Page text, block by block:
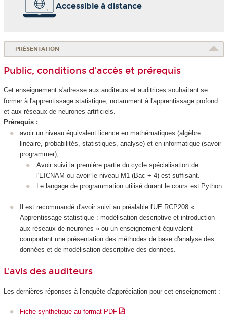
Accessible à distance
PRÉSENTATION
Public, conditions d’accès et prérequis
Cet enseignement s'adresse aux auditeurs et auditrices souhaitant se
former à l'apprentissage statistique, notamment à l'apprentissage profond
et aux réseaux de neurones artificiels.
Prérequis :
avoir un niveau équivalent licence en mathématiques (algèbre
linéaire, probabilités, statistiques, analyse) et en informatique (savoir
programmer),
Avoir suivi la première partie du cycle spécialisation de
l'EICNAM ou avoir le niveau M1 (Bac + 4) est suffisant.
Le langage de programmation utilisé durant le cours est Python.
Il est recommandé d'avoir suivi au préalable l'UE RCP208 «
Apprentissage statistique : modélisation descriptive et introduction
aux réseaux de neurones » ou un enseignement équivalent
comportant une présentation des méthodes de base d'analyse des
données et de modélisation descriptive des données.
L'avis des auditeurs
Les dernières réponses à l'enquête d'appréciation pour cet enseignement :
Fiche synthétique au format PDF